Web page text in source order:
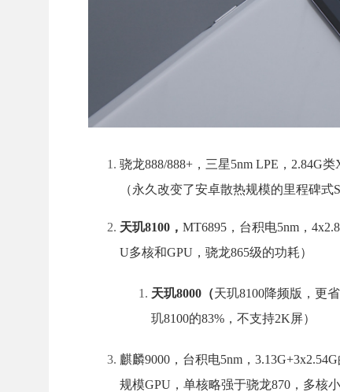
骁龙888/888+，三星5nm LPE，2.84G
（永久改变了安卓散热规模的里程碑式
天玑8100， MT6895，台积电5nm，
U多核和GPU，骁龙865级的功耗）
天玑8000（天玑8100降频版，更
玑8100的83%，不支持2K屏）
麒麟9000，台积电5nm，
规模GPU，单核略强于骁龙870，多核